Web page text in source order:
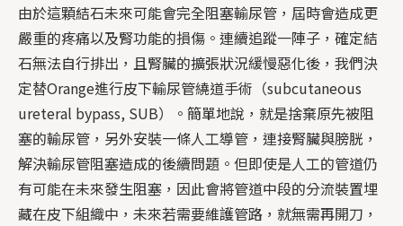
由於這顆結石未來可能會完全阻塞輸尿管，屆時會造成更
嚴重的疼痛以及腎功能的損傷。連續追蹤一陣子，確定結
石無法自行排出，且腎臟的擴張狀況緩慢惡化後，我們決
定替Orange進行皮下輸尿管繞道手術（subcutaneous
ureteral bypass, SUB）。簡單地說，就是捨棄原先被阻
塞的輸尿管，另外安裝一條人工導管，連接腎臟與膀胱，
解決輸尿管阻塞造成的後續問題。但即使是人工的管道仍
有可能在未來發生阻塞，因此會將管道中段的分流裝置埋
藏在皮下組織中，未來若需要維護管路，就無需再開刀，